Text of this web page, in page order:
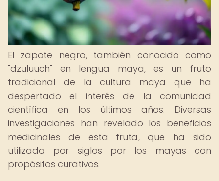
El zapote negro, también conocido como
"dzuluuch" en lengua maya, es un fruto
tradicional de la cultura maya que ha
despertado el interés de la comunidad
científica en los últimos años. Diversas
investigaciones han revelado los beneficios
medicinales de esta fruta, que ha sido
utilizada por siglos por los mayas con
propósitos curativos.